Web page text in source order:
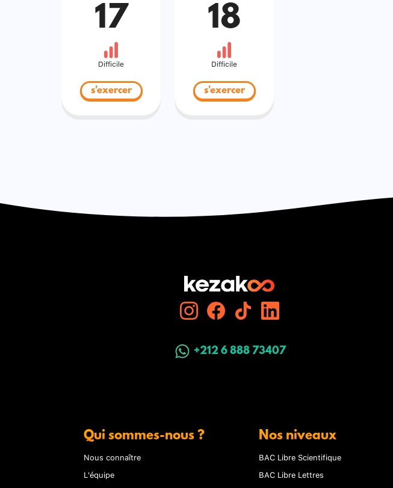
17
Difficile
s'exercer
18
Difficile
s'exercer
+212 6 888 73407
Qui sommes-nous ?
Nous connaître
L'équipe
Nos niveaux
BAC Libre Scientifique
BAC Libre Lettres